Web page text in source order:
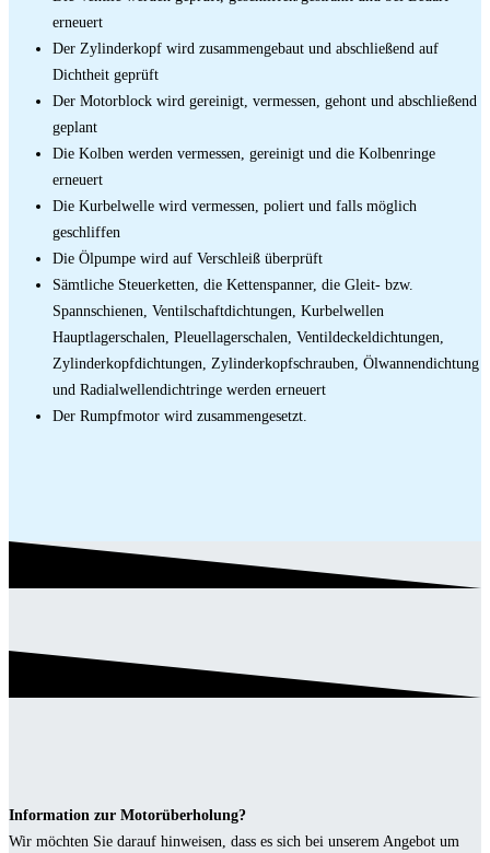
erneuert
Der Zylinderkopf wird zusammengebaut und abschließend auf
Dichtheit geprüft
Der Motorblock wird gereinigt, vermessen, gehont und abschließend
geplant
Die Kolben werden vermessen, gereinigt und die Kolbenringe
erneuert
Die Kurbelwelle wird vermessen, poliert und falls möglich
geschliffen
Die Ölpumpe wird auf Verschleiß überprüft
Sämtliche Steuerketten, die Kettenspanner, die Gleit- bzw.
Spannschienen, Ventilschaftdichtungen, Kurbelwellen
Hauptlagerschalen, Pleuellagerschalen, Ventildeckeldichtungen,
Zylinderkopfdichtungen, Zylinderkopfschrauben, Ölwannendichtung
und Radialwellendichtringe werden erneuert
Der Rumpfmotor wird zusammengesetzt.
Information zur Motorüberholung?
Wir möchten Sie darauf hinweisen, dass es sich bei unserem Angebot um